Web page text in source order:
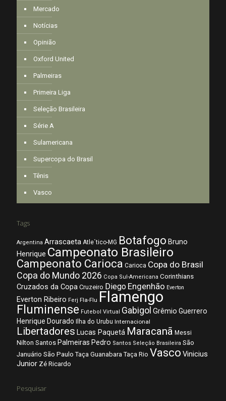
Mercado
Notícias
Opinião
Oxford United
Palmeiras
Primeira Liga
Seleção Brasileira
Série A
Sulamericana
Supercopa do Brasil
Tênis
Vasco
Tags
Argentina Arrascaeta Atle´tico-MG Botafogo Bruno
Henrique Campeonato Brasileiro
Campeonato Carioca Carioca Copa do Brasil
Copa do Mundo 2026 Copa Sul-Americana Corinthians
Cruzados da Copa Cruzeiro Diego Engenhão Everton
Everton Ribeiro Ferj Fla-Flu Flamengo
Fluminense Futebol Virtual Gabigol Grêmio Guerrero
Henrique Dourado Ilha do Urubu Internacional
Libertadores Lucas Paquetá Maracanã Messi
Nilton Santos Palmeiras Pedro Santos Seleção Brasileira São
Januário São Paulo Taça Guanabara Taça Rio Vasco Vinicius
Junior Zé Ricardo
Pesquisar